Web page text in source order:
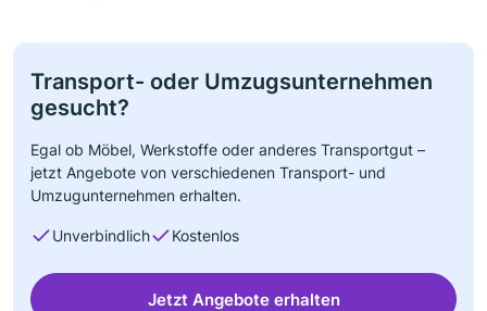
Transport- oder Umzugsunternehmen
gesucht?
Egal ob Möbel, Werkstoffe oder anderes Transportgut –
jetzt Angebote von verschiedenen Transport- und
Umzugunternehmen erhalten.
Unverbindlich Kostenlos
Jetzt Angebote erhalten